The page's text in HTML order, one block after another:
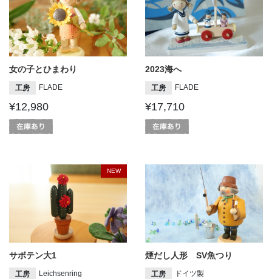
女の子とひまわり
工房 FLADE
¥12,980
2023海へ
工房 FLADE
¥17,710
NEW
サボテン大1
工房 Leichsenring
煙だし人形 SV魚つり
工房 ドイツ製